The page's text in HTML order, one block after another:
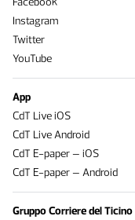
Instagram
Twitter
YouTube
App
CdT Live iOS
CdT Live Android
CdT E-paper – iOS
CdT E-paper – Android
Gruppo Corriere del Ticino